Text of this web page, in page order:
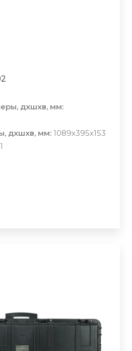
дхшхв, мм:
дхшхв, мм: 1089х395х153